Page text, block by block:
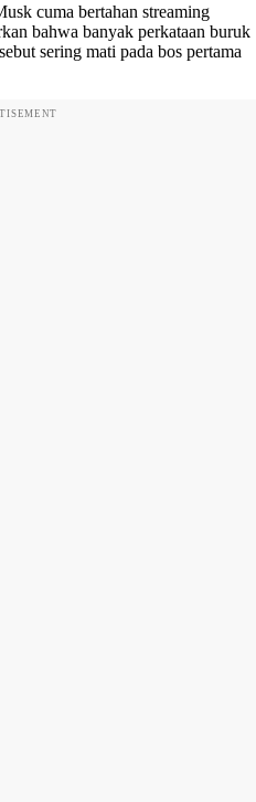
cuma bertahan streaming
bahwa banyak perkataan buruk
sering mati pada bos pertama